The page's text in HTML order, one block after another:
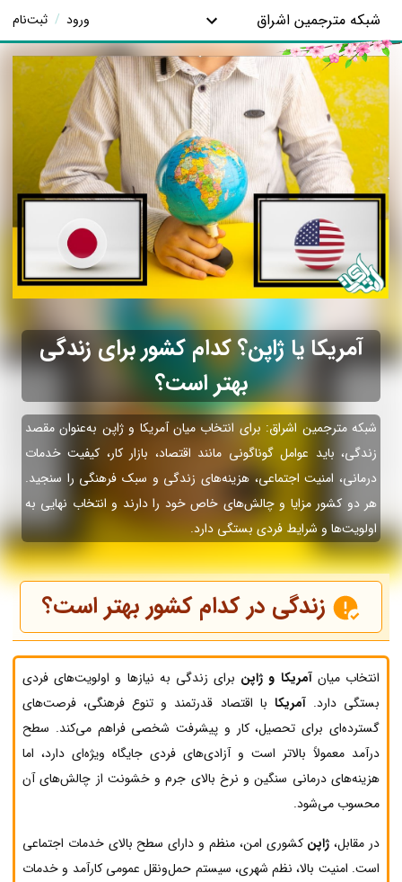
شبکه مترجمین اشراق ورود / ثبت‌نام
آمریکا یا ژاپن؟ کدام کشور برای زندگی
بهتر است؟
شبکه مترجمین اشراق: برای انتخاب میان آمریکا و ژاپن به‌عنوان مقصد
زندگی، باید عوامل گوناگونی مانند اقتصاد، بازار کار، کیفیت خدمات
درمانی، امنیت اجتماعی، هزینه‌های زندگی و سبک فرهنگی را سنجید.
هر دو کشور مزایا و چالش‌های خاص خود را دارند و انتخاب نهایی به
اولویت‌ها و شرایط فردی بستگی دارد.
زندگی در کدام کشور بهتر است؟
انتخاب میانآمریکا و ژاپن برای زندگی به نیازها و اولویت‌های فردی
بستگی دارد.آمریکا با اقتصاد قدرتمند و تنوع فرهنگی، فرصت‌های
گسترده‌ای برای تحصیل، کار و پیشرفت شخصی فراهم می‌کند. سطح
درآمد معمولاً بالاتر است و آزادی‌های فردی جایگاه ویژه‌ای دارد، اما
هزینه‌های درمانی سنگین و نرخ بالای جرم و خشونت از چالش‌های آن
محسوب می‌شود.
در مقابل، ژاپنکشوری امن، منظم و دارای سطح بالای خدمات اجتماعی
است. امنیت بالا، نظم شهری، سیستم حمل‌ونقل عمومی کارآمد و خدمات